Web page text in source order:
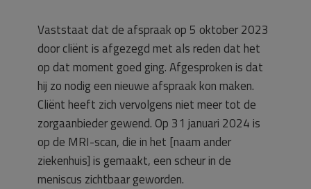
Vaststaat dat de afspraak op 5 oktober 2023
door cliënt is afgezegd met als reden dat het
op dat moment goed ging. Afgesproken is dat
hij zo nodig een nieuwe afspraak kon maken.
Cliënt heeft zich vervolgens niet meer tot de
zorgaanbieder gewend. Op 31 januari 2024 is
op de MRI-scan, die in het [naam ander
ziekenhuis] is gemaakt, een scheur in de
meniscus zichtbaar geworden.